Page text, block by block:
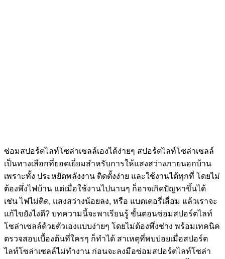
ซ่อมสปอร์ตไลท์โซล่าเซลล์เองได้ง่ายๆ สปอร์ตไลท์โซล่าเซลล์
เป็นทางเลือกที่ยอดเยี่ยมสำหรับการให้แสงสว่างภายนอกบ้าน
เพราะทั้ง ประหยัดพลังงาน ติดตั้งง่าย และใช้งานได้ทุกที่ โดยไม่
ต้องพึ่งไฟบ้าน แต่เมื่อใช้งานไปนานๆ ก็อาจเกิดปัญหาขึ้นได้
เช่น ไฟไม่ติด, แสงสว่างน้อยลง, หรือ แบตเตอรี่เสื่อม แล้วเราจะ
แก้ไขยังไงดี? บทความนี้จะพาเรียนรู้ ขั้นตอนซ่อมสปอร์ตไลท์
โซล่าเซลล์ด้วยตัวเองแบบง่ายๆ โดยไม่ต้องพึ่งช่าง พร้อมเทคนิค
ตรวจสอบเบื้องต้นที่ใครๆ ก็ทำได้ สาเหตุที่พบบ่อยเมื่อสปอร์ต
ไลท์โซล่าเซลล์ไม่ทำงาน ก่อนจะลงมือซ่อมสปอร์ตไลท์โซล่า